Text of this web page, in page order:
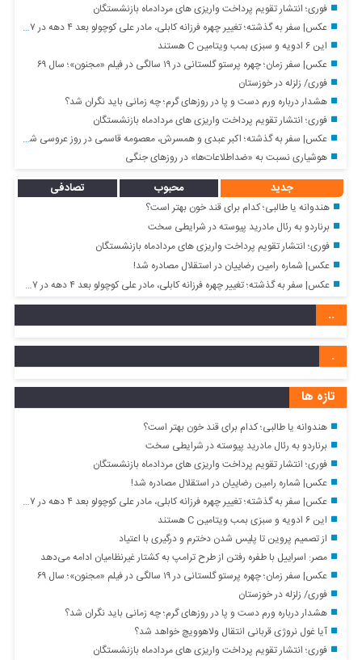
فوری؛ انتشار تقویم پرداخت واریزی های مردادماه بازنشستگان
عکس| سفر به گذشته؛ تغییر چهره فرزانه کابلی، مادر علی کوچولو بعد ۴ دهه در ۷۷ سالگی
این ۶ ادویه و سبزی بمب ویتامین C هستند
عکس| سفر زمان؛ چهره پرستو گلستانی در ۱۹ سالگی در فیلم «مجنون»؛ سال ۶۹
فوری/ زلزله در خوزستان
هشدار درباره ورم دست و پا در روزهای گرم؛ چه زمانی باید نگران شد؟
فوری؛ انتشار تقویم پرداخت واریزی های مردادماه بازنشستگان
عکس| سفر به گذشته؛ اکبر عبدی و همسرش، معصومه قاسمی در روز عروسی شان؛ سال ۶۵
هوشیاری نسبت به «ضداطلاعات‌ها» در روزهای جنگی
جدید محبوب تصادفی
هندوانه یا طالبی؛ کدام‌ برای قند خون بهتر است؟
برناردو به رئال مادرید پیوسته در شرایطی سخت
فوری؛ انتشار تقویم پرداخت واریزی های مردادماه بازنشستگان
عکس| شماره رامین رضاییان در استقلال مصادره شد!
عکس| سفر به گذشته؛ تغییر چهره فرزانه کابلی، مادر علی کوچولو بعد ۴ دهه در ۷۷ سالگی
..
.
تازه ها
هندوانه یا طالبی؛ کدام‌ برای قند خون بهتر است؟
برناردو به رئال مادرید پیوسته در شرایطی سخت
فوری؛ انتشار تقویم پرداخت واریزی های مردادماه بازنشستگان
عکس| شماره رامین رضاییان در استقلال مصادره شد!
عکس| سفر به گذشته؛ تغییر چهره فرزانه کابلی، مادر علی کوچولو بعد ۴ دهه در ۷۷ سالگی
این ۶ ادویه و سبزی بمب ویتامین C هستند
از تصمیم پروین تا پلیس شدن دخترم و درگیری با اعتیاد
مصر: اسراییل با طفره رفتن از طرح ترامپ به کشتار غیرنظامیان ادامه می‌دهد
عکس| سفر زمان؛ چهره پرستو گلستانی در ۱۹ سالگی در فیلم «مجنون»؛ سال ۶۹
فوری/ زلزله در خوزستان
هشدار درباره ورم دست و پا در روزهای گرم؛ چه زمانی باید نگران شد؟
آیا غول نروژی قربانی انتقال ولاهوویچ خواهد شد؟
فوری؛ انتشار تقویم پرداخت واریزی های مردادماه بازنشستگان